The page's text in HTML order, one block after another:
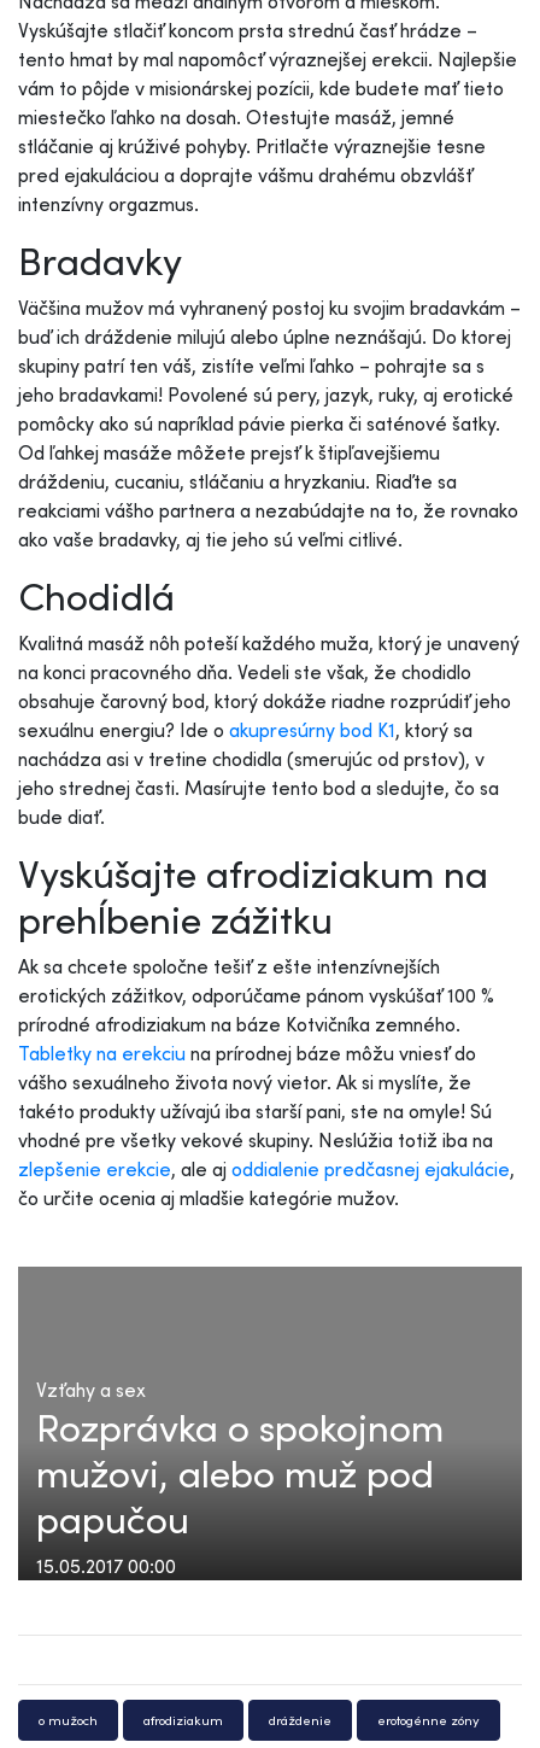
Vyskúšajte stlačiť koncom prsta strednú časť hrádze –
tento hmat by mal napomôcť výraznejšej erekcii. Najlepšie
vám to pôjde v misionárskej pozícii, kde budete mať tieto
miestečko ľahko na dosah. Otestujte masáž, jemné
stláčanie aj krúživé pohyby. Pritlačte výraznejšie tesne
pred ejakuláciou a doprajte vášmu drahému obzvlášť
intenzívny orgazmus.
Bradavky
Väčšina mužov má vyhranený postoj ku svojim bradavkám –
buď ich dráždenie milujú alebo úplne neznášajú. Do ktorej
skupiny patrí ten váš, zistíte veľmi ľahko – pohrajte sa s
jeho bradavkami! Povolené sú pery, jazyk, ruky, aj erotické
pomôcky ako sú napríklad pávie pierka či saténové šatky.
Od ľahkej masáže môžete prejsť k štipľavejšiemu
dráždeniu, cucaniu, stláčaniu a hryzkaniu. Riaďte sa
reakciami vášho partnera a nezabúdajte na to, že rovnako
ako vaše bradavky, aj tie jeho sú veľmi citlivé.
Chodidlá
Kvalitná masáž nôh poteší každého muža, ktorý je unavený
na konci pracovného dňa. Vedeli ste však, že chodidlo
obsahuje čarovný bod, ktorý dokáže riadne rozprúdiť jeho
sexuálnu energiu? Ide o akupresúrny bod K1, ktorý sa
nachádza asi v tretine chodidla (smerujúc od prstov), v
jeho strednej časti. Masírujte tento bod a sledujte, čo sa
bude diať.
Vyskúšajte afrodiziakum na
prehĺbenie zážitku
Ak sa chcete spoločne tešiť z ešte intenzívnejších
erotických zážitkov, odporúčame pánom vyskúšať 100 %
prírodné afrodiziakum na báze Kotvičníka zemného.
Tabletky na erekciu na prírodnej báze môžu vniesť do
vášho sexuálneho života nový vietor. Ak si myslíte, že
takéto produkty užívajú iba starší pani, ste na omyle! Sú
vhodné pre všetky vekové skupiny. Neslúžia totiž iba na
zlepšenie erekcie, ale aj oddialenie predčasnej ejakulácie,
čo určite ocenia aj mladšie kategórie mužov.
Vzťahy a sex
Rozprávka o spokojnom
mužovi, alebo muž pod
papučou
15.05.2017 00:00
o mužoch afrodiziakum dráždenie erotogénne zóny